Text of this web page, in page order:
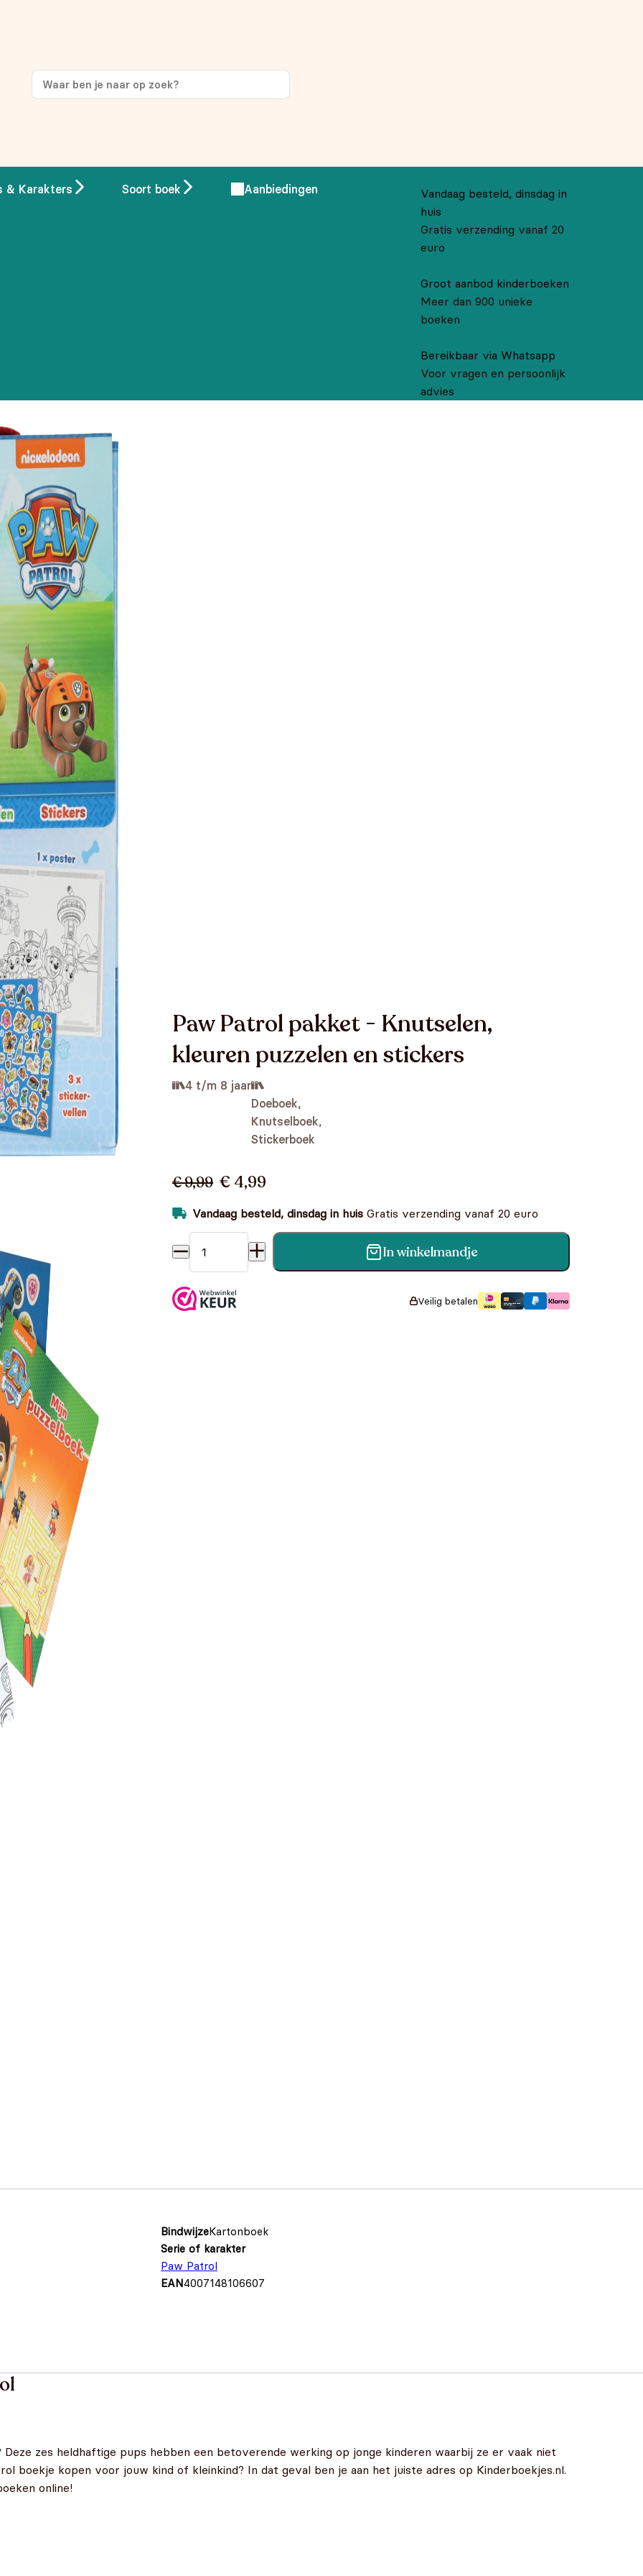
& Karakters Soort boek Aanbiedingen
Vandaag besteld, dinsdag in
huis
Gratis verzending vanaf 20
euro
Groot aanbod kinderboeken
Meer dan 900 unieke
boeken
Bereikbaar via Whatsapp
Voor vragen en persoonlijk
advies
Paw Patrol pakket - Knutselen,
kleuren puzzelen en stickers
4 t/m 8 jaar
Doeboek,
Knutselboek,
Stickerboek
€ 9,99 € 4,99
Vandaag besteld, dinsdag in huis Gratis verzending vanaf 20 euro
Paw Patrol pakket - Knutselen, kleuren puzzelen en stickers aantal
In winkelmandje
Veilig betalen
BindwijzeKartonboek
Serie of karakter
Paw Patrol
EAN4007148106607
zes heldhaftige pups hebben een betoverende werking op jonge kinderen waarbij ze er vaak niet
boekje kopen voor jouw kind of kleinkind? In dat geval ben je aan het juiste adres op Kinderboekjes.nl.
online!
op je eerste aankoop!